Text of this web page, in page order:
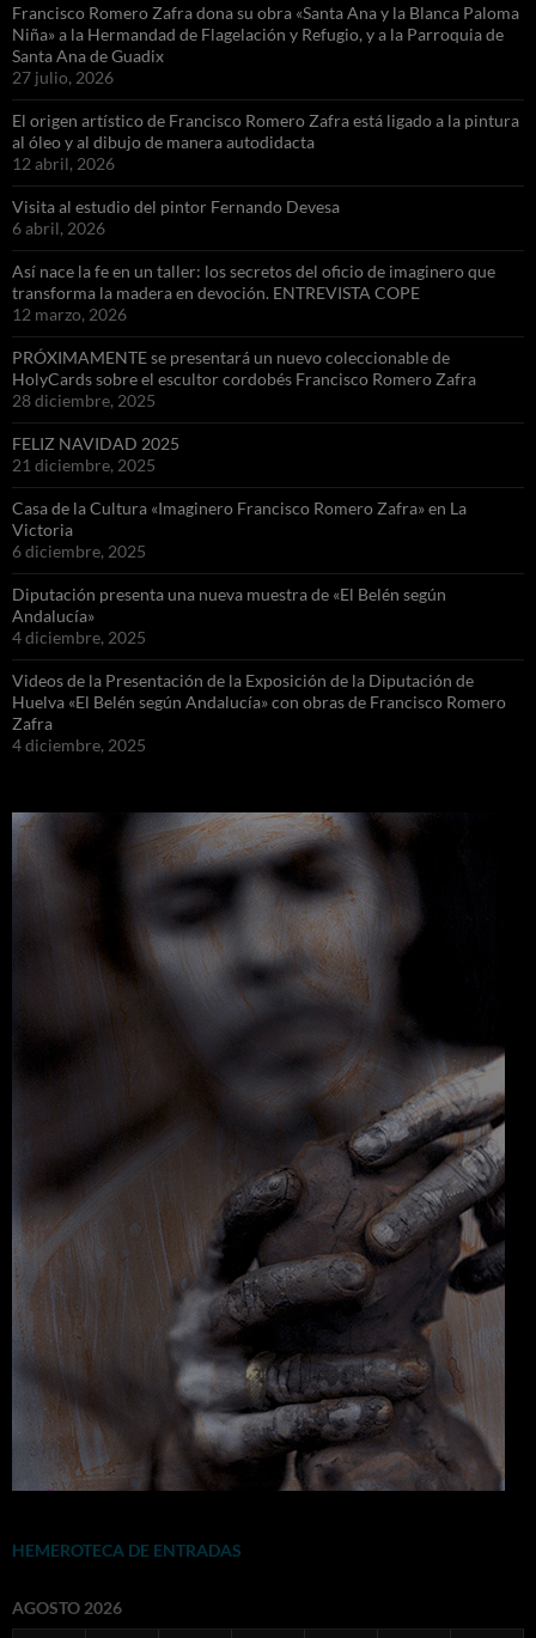
Francisco Romero Zafra dona su obra «Santa Ana y la Blanca Paloma
Niña» a la Hermandad de Flagelación y Refugio, y a la Parroquia de
Santa Ana de Guadix
27 julio, 2026
El origen artístico de Francisco Romero Zafra está ligado a la pintura
al óleo y al dibujo de manera autodidacta
12 abril, 2026
Visita al estudio del pintor Fernando Devesa
6 abril, 2026
Así nace la fe en un taller: los secretos del oficio de imaginero que
transforma la madera en devoción. ENTREVISTA COPE
12 marzo, 2026
PRÓXIMAMENTE se presentará un nuevo coleccionable de
HolyCards sobre el escultor cordobés Francisco Romero Zafra
28 diciembre, 2025
FELIZ NAVIDAD 2025
21 diciembre, 2025
Casa de la Cultura «Imaginero Francisco Romero Zafra» en La
Victoria
6 diciembre, 2025
Diputación presenta una nueva muestra de «El Belén según
Andalucía»
4 diciembre, 2025
Videos de la Presentación de la Exposición de la Diputación de
Huelva «El Belén según Andalucía» con obras de Francisco Romero
Zafra
4 diciembre, 2025
HEMEROTECA DE ENTRADAS
AGOSTO 2026